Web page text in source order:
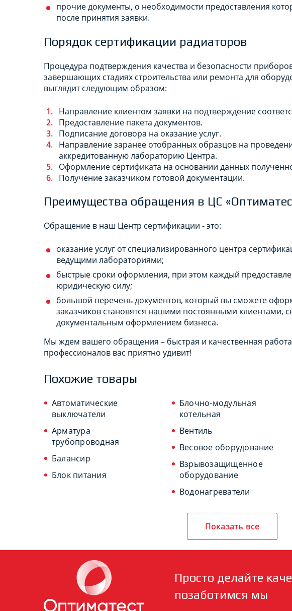
прочие документы, о необходимости предоставления
после принятия заявки.
Порядок сертификации радиаторов
Процедура подтверждения качества и безопасности
завершающих стадиях строительства или ремонта для
выглядит следующим образом:
Направление клиентом заявки на подтверждение
Предоставление пакета документов.
Подписание договора на оказание услуг.
Направление заранее отобранных образцов на
аккредитованную лабораторию Центра.
Оформление сертификата на основании данных
Получение заказчиком готовой документации.
Преимущества обращения в ЦС
Обращение в наш Центр сертификации - это:
оказание услуг от специализированного центра
ведущими лабораториями;
быстрые сроки оформления, при этом каждый
юридическую силу;
большой перечень документов, который вы сможете
заказчиков становятся нашими постоянными клиентами,
документальным оформлением бизнеса.
Мы ждем вашего обращения – быстрая и качественная
профессионалов вас приятно удивит!
Похожие товары
Автоматические
выключатели
Арматура
трубопроводная
Балансир
Блок питания
Блочно-модульная
котельная
Вентиль
Весовое оборудование
Взрывозащищенное
оборудование
Водонагреватели
Показать все
Просто делайте
позаботимся мы